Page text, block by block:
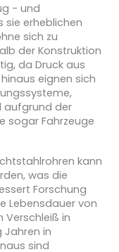
- und
sie erheblichen
sich zu
der Konstruktion
da Druck aus
eignen sich
aufgrund der
sogar Fahrzeuge
kann
was die
Forschung
Lebensdauer von
Verschleiß in
in
sind